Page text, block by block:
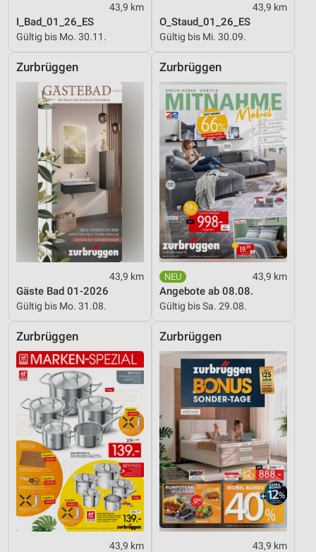
43,9 km
I_Bad_01_26_ES
Gültig bis Mo. 30.11.
43,9 km
O_Staud_01_26_ES
Gültig bis Mi. 30.09.
Zurbrüggen
43,9 km
Gäste Bad 01-2026
Gültig bis Mo. 31.08.
Zurbrüggen
43,9 km
Angebote ab 08.08.
Gültig bis Sa. 29.08.
Zurbrüggen
43,9 km
Zurbrüggen
43,9 km